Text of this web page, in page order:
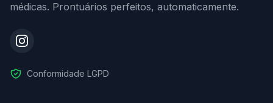
médicas. Prontuários perfeitos, automaticamente.
Conformidade LGPD